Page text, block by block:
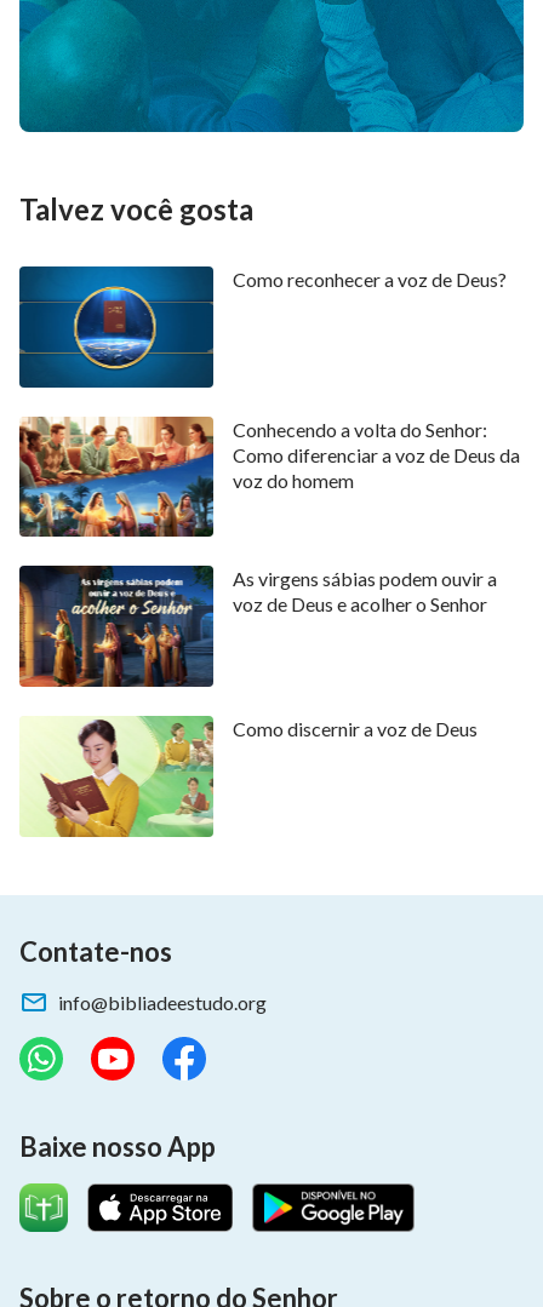
Talvez você gosta
Como reconhecer a voz de Deus?
Conhecendo a volta do Senhor:
Como diferenciar a voz de Deus da
voz do homem
As virgens sábias podem ouvir a
voz de Deus e acolher o Senhor
Como discernir a voz de Deus
Contate-nos
info@bibliadeestudo.org
Baixe nosso App
Sobre o retorno do Senhor